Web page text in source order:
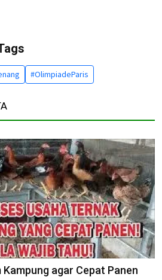
#OlimpiadeParis
agar Cepat Panen